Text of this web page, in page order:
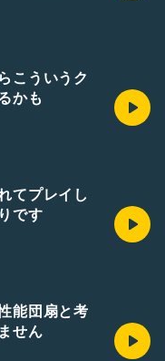
こういうク
かも
てプレイし
です
能団扇と考
せん